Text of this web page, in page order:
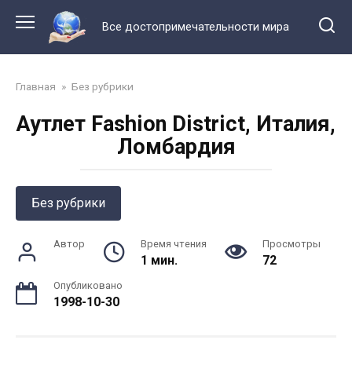
контенту
Все достопримечательности мира
Главная » Без рубрики
Аутлет Fashion District, Италия,
Ломбардия
Без рубрики
Автор Время чтения
1 мин.
Просмотры
72
Опубликовано
1998-10-30